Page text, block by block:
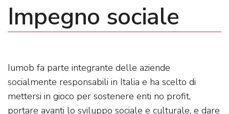
Impegno sociale
Iumob fa parte integrante delle aziende
socialmente responsabili in Italia e ha scelto di
mettersi in gioco per sostenere enti no profit,
portare avanti lo sviluppo sociale e culturale, e dare